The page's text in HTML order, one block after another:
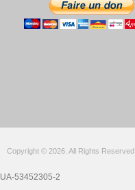
Copyright © 2026. All Rights Reserved.
UA-53452305-2